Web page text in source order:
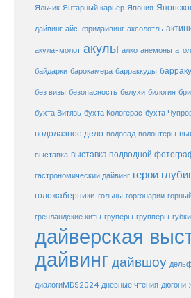
Яльчик Янтарный карьер Япония
дайвинг айс-фридайвинг аксолотль
акула-молот акулы алко анемоны
байдарки барокамера барраккуды
без визы безопасность белухи билогия
бухта Витязь бухта Кологерас бухта
водолазное дело водопад волонтеры
выставка выставка подводной
гастрономический дайвинг герои
голожаберники гольцы горгонарии
гренландские киты груперы групперы губки
дайверская
дайвингдайвшоу
диалогиMDS2024 дневные чтения дюгони